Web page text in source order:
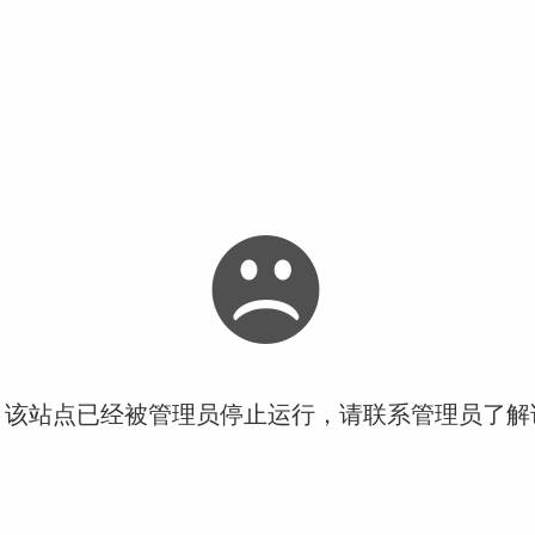
站点已经被管理员停止运行，请联系管理员了